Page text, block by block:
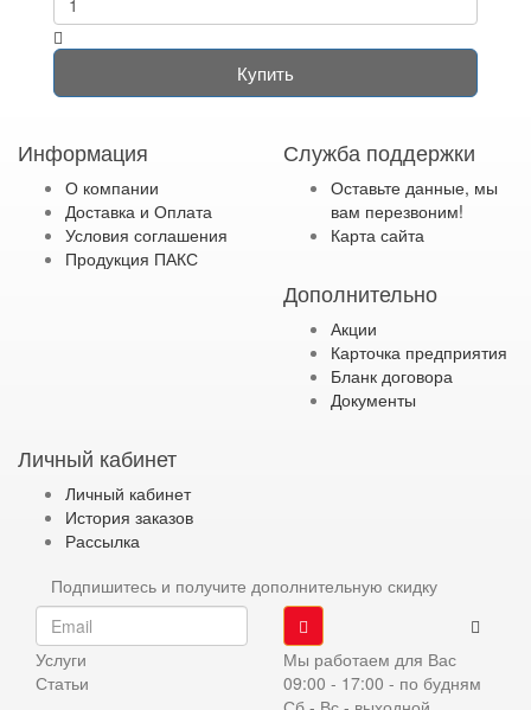
Купить
Информация
О компании
Доставка и Оплата
Условия соглашения
Продукция ПАКС
Служба поддержки
Оставьте данные, мы
вам перезвоним!
Карта сайта
Дополнительно
Акции
Карточка предприятия
Бланк договора
Документы
Личный кабинет
Личный кабинет
История заказов
Рассылка
Подпишитесь и получите дополнительную скидку
Услуги
Статьи
Мы работаем для Вас
09:00 - 17:00 - по будням